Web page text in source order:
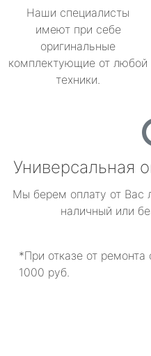
Наши специалисты
имеют при себе
оригинальные
комплектующие от любой
техники.
Универсальная
Мы берем оплату от Вас
наличный или
*При отказе от ремонта
1000 руб.